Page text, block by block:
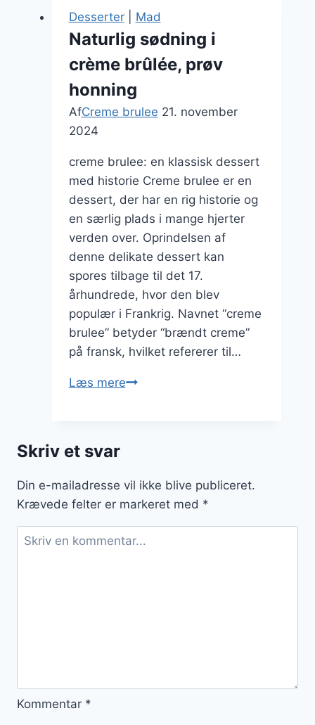
brulee
med
mælk
Desserter| Mad
Naturlig sødning i
crème brûlée, prøv
honning
AfCreme brulee 21. november
2024
creme brulee: en klassisk dessert
med historie Creme brulee er en
dessert, der har en rig historie og
en særlig plads i mange hjerter
verden over. Oprindelsen af
denne delikate dessert kan
spores tilbage til det 17.
århundrede, hvor den blev
populær i Frankrig. Navnet “creme
brulee” betyder “brændt creme”
på fransk, hvilket refererer til…
Læs mereNaturlig
Skriv et svar
Din e-mailadresse vil ikke blive publiceret.
Krævede felter er markeret med *
Kommentar *